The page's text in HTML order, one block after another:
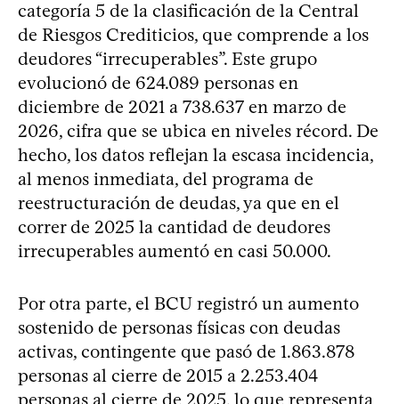
categoría 5 de la clasificación de la Central
de Riesgos Crediticios, que comprende a los
deudores “irrecuperables”. Este grupo
evolucionó de 624.089 personas en
diciembre de 2021 a 738.637 en marzo de
2026, cifra que se ubica en niveles récord. De
hecho, los datos reflejan la escasa incidencia,
al menos inmediata, del programa de
reestructuración de deudas, ya que en el
correr de 2025 la cantidad de deudores
irrecuperables aumentó en casi 50.000.
Por otra parte, el BCU registró un aumento
sostenido de personas físicas con deudas
activas, contingente que pasó de 1.863.878
personas al cierre de 2015 a 2.253.404